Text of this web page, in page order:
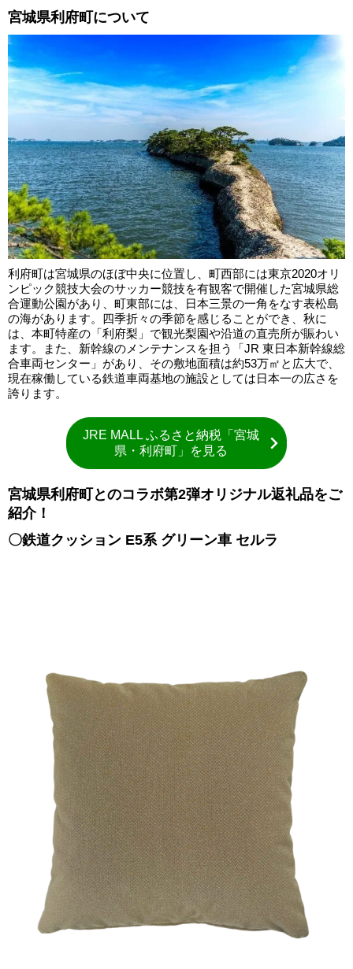
宮城県利府町について
利府町は宮城県のほぼ中央に位置し、町西部には東京2020オリ
ンピック競技大会のサッカー競技を有観客で開催した宮城県総
合運動公園があり、町東部には、日本三景の一角をなす表松島
の海があります。四季折々の季節を感じることができ、秋に
は、本町特産の「利府梨」で観光梨園や沿道の直売所が賑わい
ます。また、新幹線のメンテナンスを担う「JR 東日本新幹線総
合車両センター」があり、その敷地面積は約53万㎡と広大で、
現在稼働している鉄道車両基地の施設としては日本一の広さを
誇ります。
JRE MALL ふるさと納税「宮城
県・利府町」を見る
宮城県利府町とのコラボ第2弾オリジナル返礼品をご
紹介！
〇鉄道クッション E5系 グリーン車 セルラ